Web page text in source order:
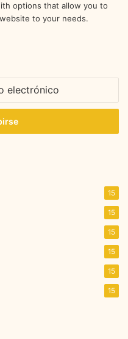
options that allow you to
to your needs.
15
15
15
15
15
15